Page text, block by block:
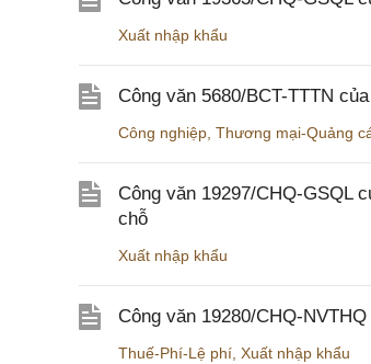
Xuất nhập khẩu
Công văn 5680/BCT-TTTN
Công nghiệp Thương mại-Quảng
Công văn 19297/CHQ-GSQL
chỗ
Xuất nhập khẩu
Công văn 19280/CHQ-
Thuế-Phí-Lệ phí Xuất nhập khẩu